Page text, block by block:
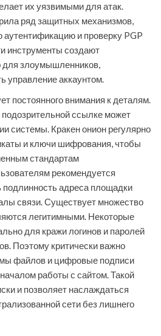
их уязвимыми для атак.
ряд защитных механизмов,
и проверку PGP
инструменты создают
для злоумышленников,
управление аккаунтом.
постоянного внимания к деталям.
ссылке может
системы. Кракен онион регулярно
и ключи шифрования, чтобы
стандартам
рекомендуется
подлинность адреса площадки
связи. Существует множество
легитимными. Некоторые
для кражи логинов и паролей
Поэтому критически важно
файлов и цифровые подписи
работы с сайтом. Такой
и позволяет наслаждаться
сети без лишнего